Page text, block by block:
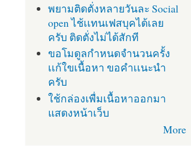
พยามติดตั่งหลายวันละ Social
open ไช้เเทนเฟสบุคได้เลย
ครับ ติดตั่งไม่ได้สักที
ขอโมดูลกำหนดจำนวนครั้ง
เเก้ใขเนื้อหา ขอคำเเนะนำ
ครับ
ใช้กล่องเพื่มเนื้อหาออกมา
แสดงหน้าเว็บ
More